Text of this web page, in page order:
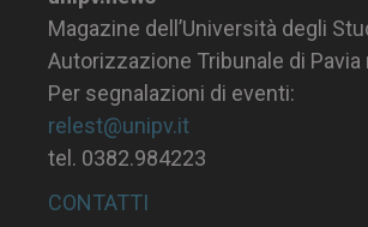
Magazine dell’Università degli
Autorizzazione Tribunale di Pavia
Per segnalazioni di eventi:
relest@unipv.it
tel. 0382.984223
CONTATTI